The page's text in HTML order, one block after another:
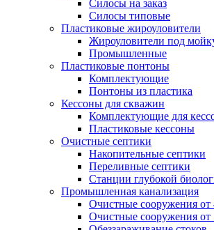
Силосы на заказ
Силосы типовые
Пластиковые жироуловители
Жироуловители под
Промышленные
Пластиковые понтоны
Комплектующие
Понтоны из пластика
Кессоны для скважин
Комплектующие для
Пластиковые кессоны
Очистные септики
Накопительные септики
Переливные септики
Станции глубокой
Промышленная канализация
Очистные сооружения от
Очистные сооружения от